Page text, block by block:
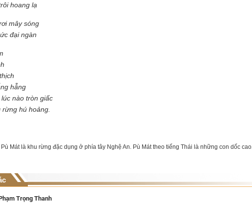
hoang lạ
mây sóng
đại ngàn
hẫng
nào tròn giấc
hú hoảng.
Mát là khu rừng đặc dụng ở phía tây Nghệ An. Pù Mát theo tiếng Thái là những con dốc cao.
Trọng Thanh